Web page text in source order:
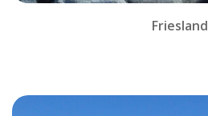
Friesland